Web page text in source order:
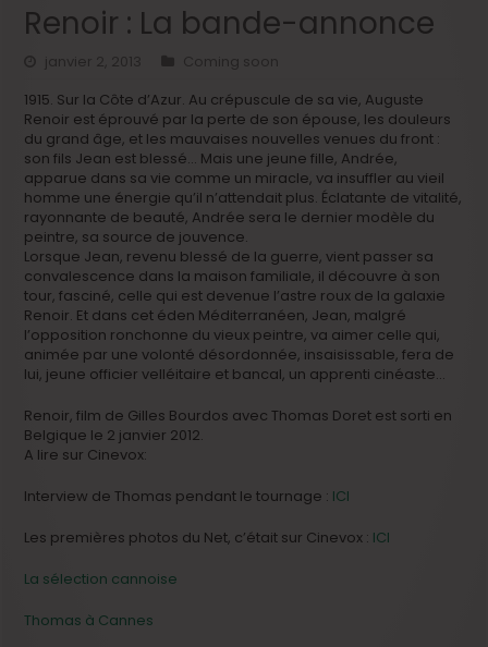
Renoir : La bande-annonce
janvier 2, 2013
Coming soon
1915. Sur la Côte d’Azur. Au crépuscule de sa vie, Auguste
Renoir est éprouvé par la perte de son épouse, les douleurs
du grand âge, et les mauvaises nouvelles venues du front :
son fils Jean est blessé… Mais une jeune fille, Andrée,
apparue dans sa vie comme un miracle, va insuffler au vieil
homme une énergie qu’il n’attendait plus. Éclatante de vitalité,
rayonnante de beauté, Andrée sera le dernier modèle du
peintre, sa source de jouvence.
Lorsque Jean, revenu blessé de la guerre, vient passer sa
convalescence dans la maison familiale, il découvre à son
tour, fasciné, celle qui est devenue l’astre roux de la galaxie
Renoir. Et dans cet éden Méditerranéen, Jean, malgré
l’opposition ronchonne du vieux peintre, va aimer celle qui,
animée par une volonté désordonnée, insaisissable, fera de
lui, jeune officier velléitaire et bancal, un apprenti cinéaste…
Renoir, film de Gilles Bourdos avec Thomas Doret est sorti en
Belgique le 2 janvier 2012.
A lire sur Cinevox:
Interview de Thomas pendant le tournage : ICI
Les premières photos du Net, c’était sur Cinevox : ICI
La sélection cannoise
Thomas à Cannes